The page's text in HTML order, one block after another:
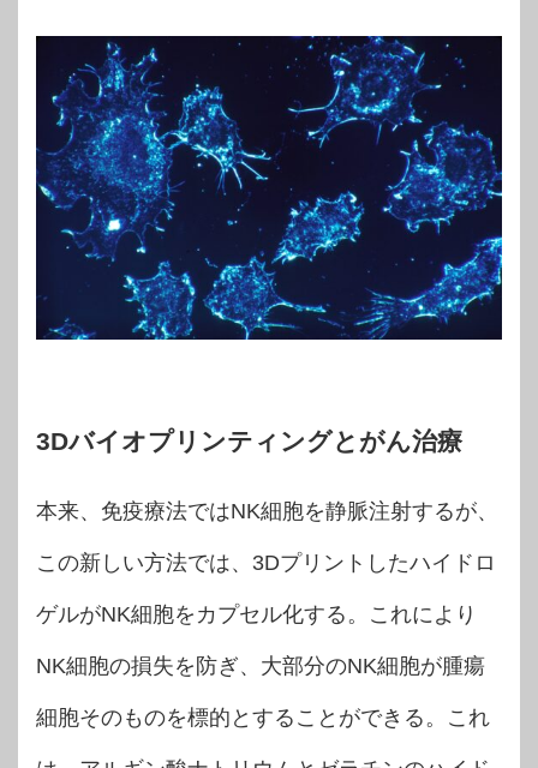
3Dバイオプリンティングとがん治療
本来、免疫療法ではNK細胞を静脈注射するが、
この新しい方法では、3Dプリントしたハイドロ
ゲルがNK細胞をカプセル化する。これにより
NK細胞の損失を防ぎ、大部分のNK細胞が腫瘍
細胞そのものを標的とすることができる。これ